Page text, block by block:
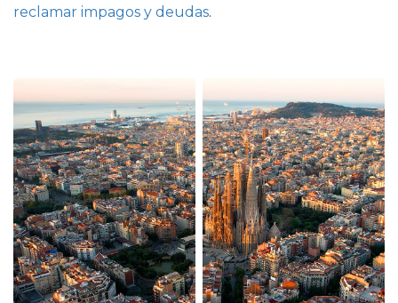
reclamar impagos y deudas.